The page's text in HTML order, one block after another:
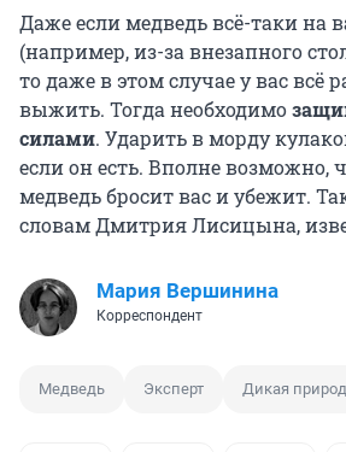
Даже если медведь всё-таки на
(например, из-за внезапного
то даже в этом случае у вас всё
выжить. Тогда необходимо
силами. Ударить в морду
если он есть. Вполне возможно,
медведь бросит вас и убежит.
словам Дмитрия Лисицына,
Мария Вершинина
Корреспондент
Медведь Эксперт Дикая